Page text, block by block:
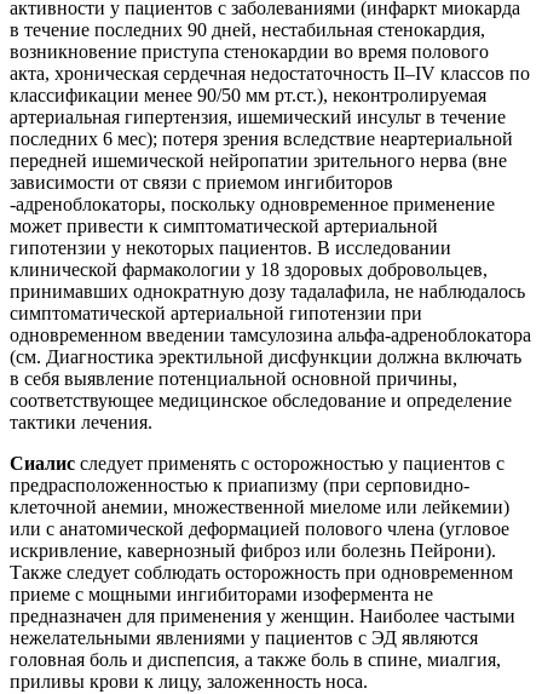
активности у пациентов с заболеваниями (инфаркт миокарда
в течение последних 90 дней, нестабильная стенокардия,
возникновение приступа стенокардии во время полового
акта, хроническая сердечная недостаточность II–IV классов по
классификации менее 90/50 мм рт.ст.), неконтролируемая
артериальная гипертензия, ишемический инсульт в течение
последних 6 мес); потеря зрения вследствие неартериальной
передней ишемической нейропатии зрительного нерва (вне
зависимости от связи с приемом ингибиторов
-адреноблокаторы, поскольку одновременное применение
может привести к симптоматической артериальной
гипотензии у некоторых пациентов. В исследовании
клинической фармакологии у 18 здоровых добровольцев,
принимавших однократную дозу тадалафила, не наблюдалось
симптоматической артериальной гипотензии при
одновременном введении тамсулозина альфа-адреноблокатора
(см. Диагностика эректильной дисфункции должна включать
в себя выявление потенциальной основной причины,
соответствующее медицинское обследование и определение
тактики лечения.
Сиалис следует применять с осторожностью у пациентов с
предрасположенностью к приапизму (при серповидно-
клеточной анемии, множественной миеломе или лейкемии)
или с анатомической деформацией полового члена (угловое
искривление, кавернозный фиброз или болезнь Пейрони).
Также следует соблюдать осторожность при одновременном
приеме с мощными ингибиторами изофермента не
предназначен для применения у женщин. Наиболее частыми
нежелательными явлениями у пациентов с ЭД являются
головная боль и диспепсия, а также боль в спине, миалгия,
приливы крови к лицу, заложенность носа.